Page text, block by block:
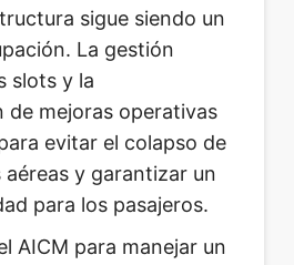
sigue siendo un
La gestión
slots y la
de mejoras operativas
evitar el colapso de
aéreas y garantizar un
para los pasajeros.
AICM para manejar un